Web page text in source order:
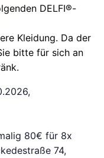
DELFI®-
Kleidung. Da der
bitte für sich an
80€ für 8x
74,